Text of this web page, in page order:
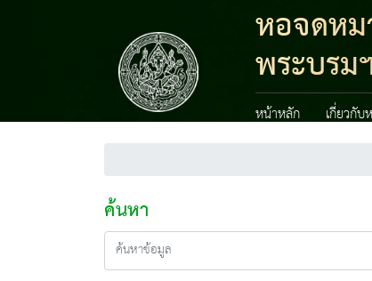
หอจดหม
พระบรม
หน้าหลัก เกี่ยวกับ
ค้นหา